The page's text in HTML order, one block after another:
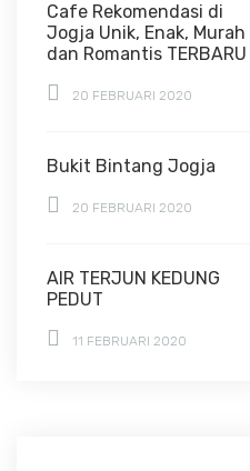
Cafe Rekomendasi di
Jogja Unik, Enak, Murah
dan Romantis TERBARU
20 FEBRUARI 2020
Bukit Bintang Jogja
20 FEBRUARI 2020
AIR TERJUN KEDUNG
PEDUT
11 FEBRUARI 2020